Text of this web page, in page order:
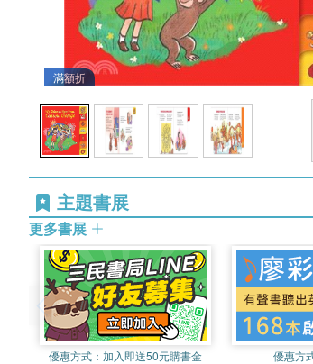
滿額折
主題書展
更多書展
優惠方式： 加入即送50元購書金 優惠方